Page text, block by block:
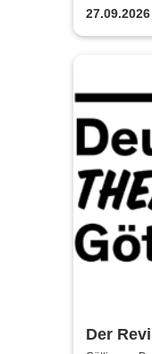
27.09.2026
Der